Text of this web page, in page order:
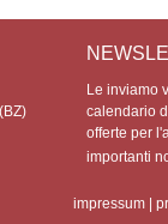
Le inviamo
calendario
offerte per
importanti
impressum